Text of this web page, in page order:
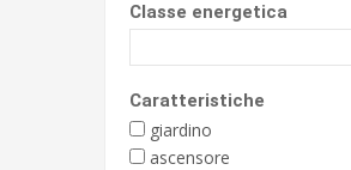
Classe energetica
Caratteristiche
giardino
ascensore